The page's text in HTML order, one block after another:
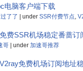
电脑客户端下载
了了 | under SSR付费节点
费SSR机场稳定番蔷订
哥 | under 加速哥推荐
免费机场订阅地址